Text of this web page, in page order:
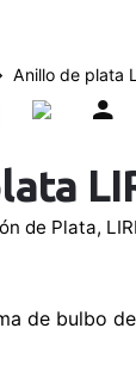
Anillo de plata
de Plata,
de bulbo